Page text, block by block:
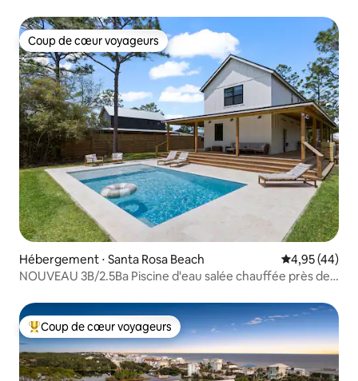
Coup de cœur voyageurs
Coup de cœur voyageurs
Hébergement ⋅ Santa Rosa Beach Évaluation
4,95 (44)
NOUVEAU 3B/2.5Ba Piscine d'eau salée chauffée près de
Coups de cœur voyageurs les plus appréciés
Coup de cœur voyageurs